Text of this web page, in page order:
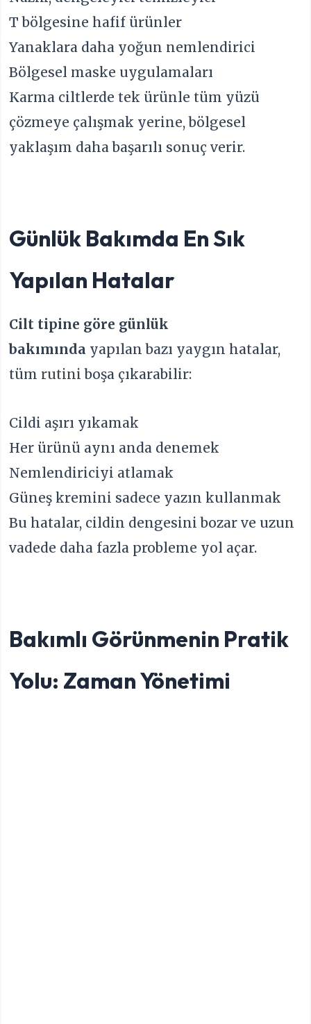
T bölgesine hafif ürünler
Yanaklara daha yoğun nemlendirici
Bölgesel maske uygulamaları
Karma ciltlerde tek ürünle tüm yüzü
çözmeye çalışmak yerine, bölgesel
yaklaşım daha başarılı sonuç verir.
Günlük Bakımda En Sık
Yapılan Hatalar
Cilt tipine göre günlük
bakımında yapılan bazı yaygın hatalar,
tüm rutini boşa çıkarabilir:
Cildi aşırı yıkamak
Her ürünü aynı anda denemek
Nemlendiriciyi atlamak
Güneş kremini sadece yazın kullanmak
Bu hatalar, cildin dengesini bozar ve uzun
vadede daha fazla probleme yol açar.
Bakımlı Görünmenin Pratik
Yolu: Zaman Yönetimi